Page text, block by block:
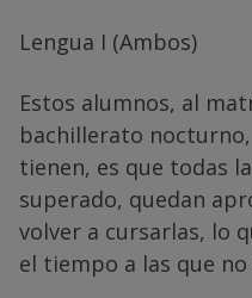
Lengua I (Ambos)
Estos alumnos, al
bachillerato
tienen, es que todas
superado, quedan
volver a cursarlas, lo
el tiempo a las que